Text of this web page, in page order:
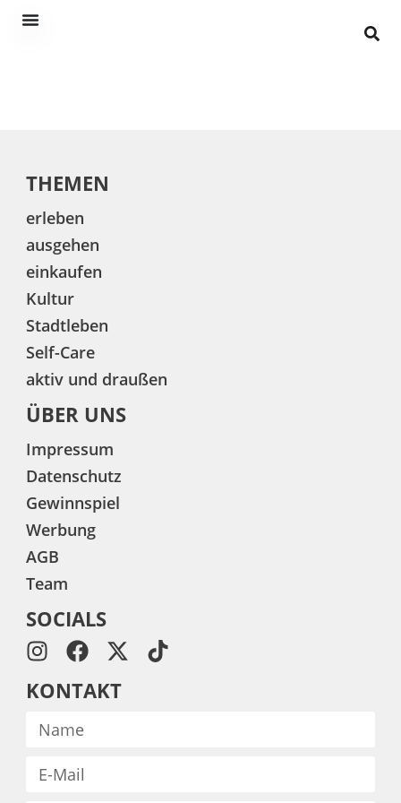
THEMEN
erleben
ausgehen
einkaufen
Kultur
Stadtleben
Self-Care
aktiv und draußen
ÜBER UNS
Impressum
Datenschutz
Gewinnspiel
Werbung
AGB
Team
SOCIALS
KONTAKT